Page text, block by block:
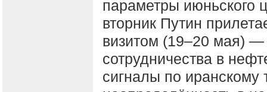
параметры июньского
вторник Путин
визитом (19–20 мая)
сотрудничества в
сигналы по иранскому